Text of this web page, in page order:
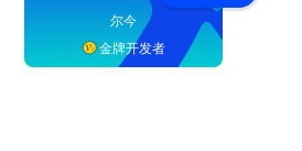
尔今
金牌开发者